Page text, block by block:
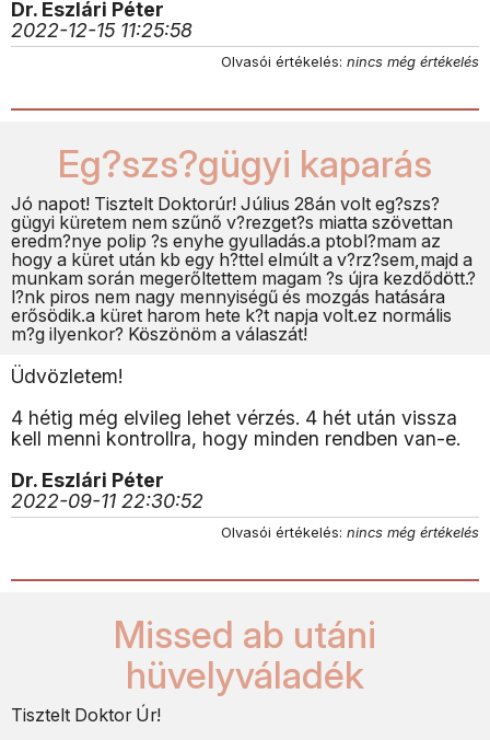
Dr. Eszlári Péter
2022-12-15 11:25:58
Olvasói értékelés: nincs még értékelés
Eg?szs?gügyi kaparás
Jó napot! Tisztelt Doktorúr! Július 28án volt eg?szs?
gügyi küretem nem szűnő v?rezget?s miatta szövettan
eredm?nye polip ?s enyhe gyulladás.a ptobl?mam az
hogy a küret után kb egy h?ttel elmúlt a v?rz?sem,majd a
munkam során megerőltettem magam ?s újra kezdődött.?
l?nk piros nem nagy mennyiségű és mozgás hatására
erősödik.a küret harom hete k?t napja volt.ez normális
m?g ilyenkor? Köszönöm a válaszát!
Üdvözletem!
4 hétig még elvileg lehet vérzés. 4 hét után vissza
kell menni kontrollra, hogy minden rendben van-e.
Dr. Eszlári Péter
2022-09-11 22:30:52
Olvasói értékelés: nincs még értékelés
Missed ab utáni
hüvelyváladék
Tisztelt Doktor Úr!